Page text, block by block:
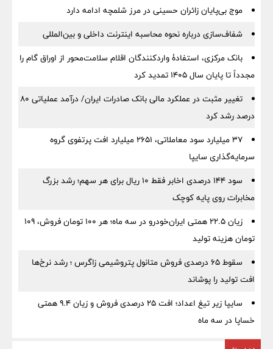
موج بی‌پایان زائران حسینی در مرز شلمچه ادامه دارد
شفاف‌سازی درباره نحوه محاسبه اینترنت داخلی و بین‌المللی
بانک مرکزی، استفادۀ واردکنندگان اقلام سلامت‌محور از اوراق گام را
مجدداً تا پایان سال ۱۴۰۵ تمدید کرد
تغییر مثبت در عملکرد مالی بانک صادرات ایران/ درآمد عملیاتی 80
درصد رشد کرد
۳۷ میلیارد سود معاملاتی، ۲۶۵۱ میلیارد افت پرتفوی گروه
سرمایه‌گذاری سایپا
سود ۱۴۴ درصدی اخابر فقط ۱۰ ریال برای هر سهم؛ رشد بزرگ
مخابرات روی پایه کوچک
زیان ۲۲.۵ همتی ایران‌خودرو در سه ماه؛ هر ۱۰۰ تومان فروش، ۱۰۹
تومان هزینه تولید
سقوط ۶۵ درصدی فروش متانول پتروشیمی زاگرس ؛ رشد نرخ‌ها
افت تولید را پوشاند
سایپا زیر تیغ اعداد؛ افت ۲۵ درصدی فروش و زیان ۹.۴ همتی
خساپا در سه ماه